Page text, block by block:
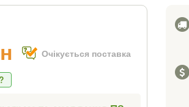
Очікується поставка